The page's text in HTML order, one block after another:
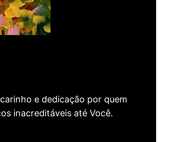
e dedicação por quem
inacreditáveis até Você.